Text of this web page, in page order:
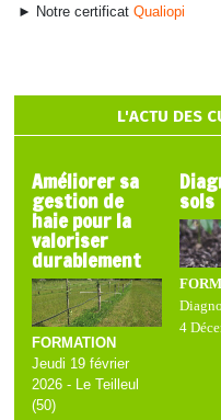
► Notre certificat Qualiopi
L'ACTU DES
Améliorer sa
gestion de
haie pour la
valoriser
durablement
FORMATION
Jeudi 19 février
2026 - Le Teilleul
(50)
sols
4